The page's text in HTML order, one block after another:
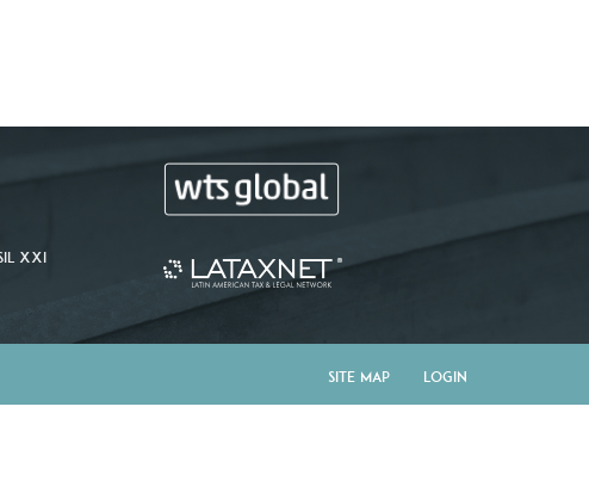
XXI
Site Map Login